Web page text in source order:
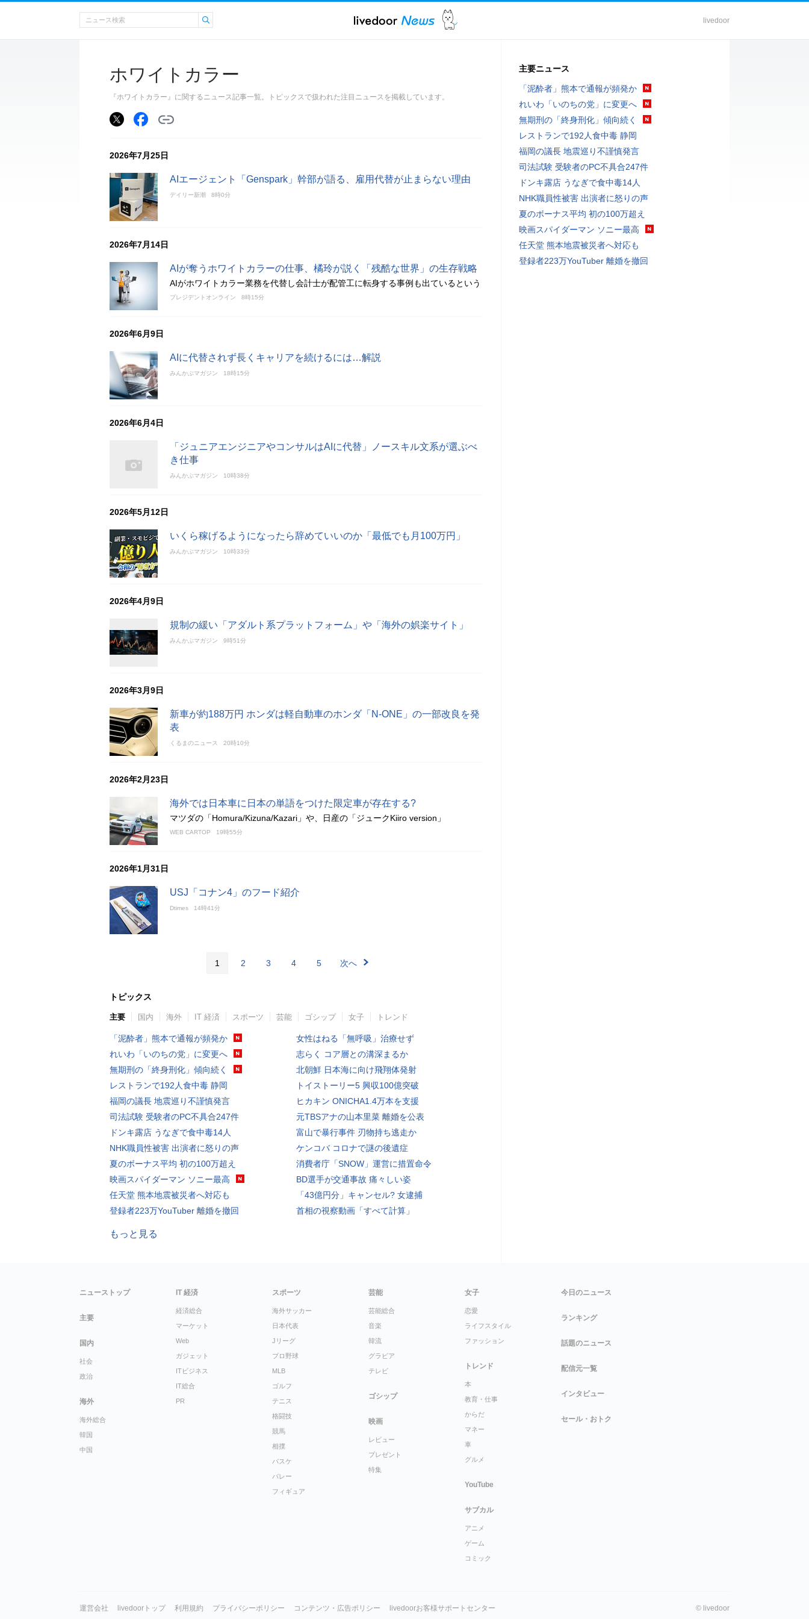
livedoor
ホワイトカラー
『ホワイトカラー』に関するニュース記事一覧。トピックスで扱われた注目ニュースを掲載しています。
2026年7月25日
AIエージェント「Genspark」幹部が語る、雇用代替が止まらない理由
デイリー新潮 8時0分
2026年7月14日
AIが奪うホワイトカラーの仕事、橘玲が説く「残酷な世界」の生存戦略
AIがホワイトカラー業務を代替し会計士が配管工に転身する事例も出ているという
プレジデントオンライン 8時15分
2026年6月9日
AIに代替されず長くキャリアを続けるには…解説
みんかぶマガジン 18時15分
2026年6月4日
「ジュニアエンジニアやコンサルはAIに代替」ノースキル文系が選ぶべ
き仕事
みんかぶマガジン 10時38分
2026年5月12日
いくら稼げるようになったら辞めていいのか「最低でも月100万円」
みんかぶマガジン 10時33分
2026年4月9日
規制の緩い「アダルト系プラットフォーム」や「海外の娯楽サイト」
みんかぶマガジン 9時51分
2026年3月9日
新車が約188万円 ホンダは軽自動車のホンダ「N-ONE」の一部改良を発
表
くるまのニュース 20時10分
2026年2月23日
海外では日本車に日本の単語をつけた限定車が存在する?
マツダの「Homura/Kizuna/Kazari」や、日産の「ジュークKiiro version」
WEB CARTOP 19時55分
2026年1月31日
USJ「コナン4」のフード紹介
Dtimes 14時41分
1 2 3 4 5 次へ
トピックス
主要 国内 海外 IT 経済 スポーツ 芸能 ゴシップ 女子 トレンド
「泥酔者」熊本で通報が頻発か
れいわ「いのちの党」に変更へ
無期刑の「終身刑化」傾向続く
レストランで192人食中毒 静岡
福岡の議長 地震巡り不謹慎発言
司法試験 受験者のPC不具合247件
ドンキ露店 うなぎで食中毒14人
NHK職員性被害 出演者に怒りの声
夏のボーナス平均 初の100万超え
映画スパイダーマン ソニー最高
任天堂 熊本地震被災者へ対応も
登録者223万YouTuber 離婚を撤回
女性はねる「無呼吸」治療せず
志らく コア層との溝深まるか
北朝鮮 日本海に向け飛翔体発射
トイストーリー5 興収100億突破
ヒカキン ONICHA1.4万本を支援
元TBSアナの山本里菜 離婚を公表
富山で暴行事件 刃物持ち逃走か
ケンコバ コロナで謎の後遺症
消費者庁「SNOW」運営に措置命令
BD選手が交通事故 痛々しい姿
「43億円分」キャンセル? 女逮捕
首相の視察動画「すべて計算」
もっと見る
主要ニュース
「泥酔者」熊本で通報が頻発か
れいわ「いのちの党」に変更へ
無期刑の「終身刑化」傾向続く
レストランで192人食中毒 静岡
福岡の議長 地震巡り不謹慎発言
司法試験 受験者のPC不具合247件
ドンキ露店 うなぎで食中毒14人
NHK職員性被害 出演者に怒りの声
夏のボーナス平均 初の100万超え
映画スパイダーマン ソニー最高
任天堂 熊本地震被災者へ対応も
登録者223万YouTuber 離婚を撤回
ニューストップ
主要
国内
社会
政治
海外
海外総合
韓国
中国
IT 経済
経済総合
マーケット
Web
ガジェット
ITビジネス
IT総合
PR
スポーツ
海外サッカー
日本代表
Jリーグ
プロ野球
MLB
ゴルフ
テニス
格闘技
競馬
相撲
バスケ
バレー
フィギュア
芸能
芸能総合
音楽
韓流
グラビア
テレビ
ゴシップ
映画
レビュー
プレゼント
特集
女子
恋愛
ライフスタイル
ファッション
トレンド
本
教育・仕事
からだ
マネー
車
グルメ
YouTube
サブカル
アニメ
ゲーム
コミック
今日のニュース
ランキング
話題のニュース
配信元一覧
インタビュー
セール・おトク
運営会社 livedoorトップ 利用規約 プライバシーポリシー コンテンツ・広告ポリシー livedoorお客様サポートセンター © livedoor